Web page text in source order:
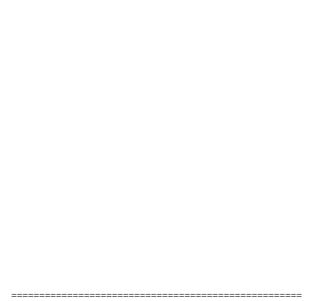
====================================================